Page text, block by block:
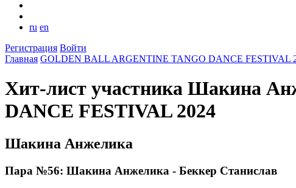
ru en
Регистрация Войти
Главная GOLDEN BALL ARGENTINE TANGO DANCE FESTIVAL
Хит-лист участника Шакина
DANCE FESTIVAL 2024
Шакина Анжелика
Пара №56: Шакина Анжелика - Беккер Станислав